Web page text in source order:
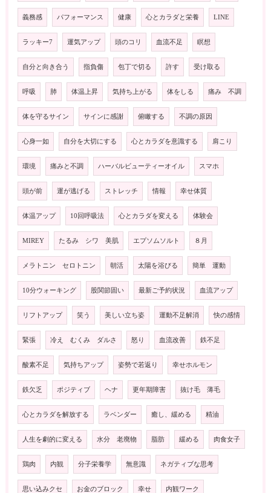
義務感 パフォーマンス 健康 心とカラダと栄養 LINE
ラッキー7 運気アップ 頭のコリ 血流不足 瞑想
自分と向き合う 指負傷 包丁で切る 許す 受け取る
呼吸 肺 体温上昇 気持ち上がる 体をしる 痛み 不調
体を守るサイン サインに感謝 俯瞰する 不調の原因
心身一如 自分を大切にする 心とカラダを意識する 肩こり
環境 痛みと不調 ハーバルビューティーオイル スマホ
頭が前 運が逃げる ストレッチ 情報 幸せ体質
体温アップ 10回呼吸法 心とカラダを変える 体験会
MIREY たるみ シワ 美肌 エプソムソルト ８月
メラトニン セロトニン 朝活 太陽を浴びる 簡単 運動
10分ウォーキング 股関節固い 最新ご予約状況 血流アップ
リフトアップ 笑う 美しい立ち姿 運動不足解消 快の感情
緊張 冷え むくみ ダルさ 怒り 血流改善 鉄不足
酸素不足 気持ちアップ 姿勢で若返り 幸せホルモン
鉄欠乏 ポジティブ ヘナ 更年期障害 抜け毛 薄毛
心とカラダを解放する ラベンダー 癒し、緩める 精油
人生を劇的に変える 水分 老廃物 脂肪 緩める 肉食女子
鶏肉 内観 分子栄養学 無意識 ネガティブな思考
思い込みクセ お金のブロック 幸せ 内観ワーク